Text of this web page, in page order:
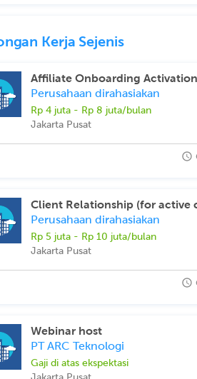
Kerja Sejenis
Affiliate Onboarding
Perusahaan dirahasiakan
Rp 4 juta - Rp 8 juta/bulan
Jakarta Pusat
Client Relationship (for active
Perusahaan dirahasiakan
Rp 5 juta - Rp 10 juta/bulan
Jakarta Pusat
Webinar host
PT ARC Teknologi
Gaji di atas ekspektasi